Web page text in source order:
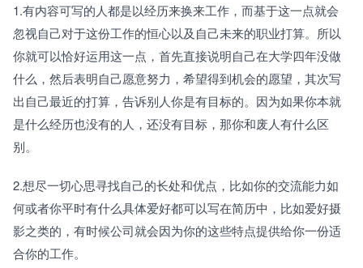
1.有内容可写的人都是以经历来换来工作，而基于这一点就会
忽视自己对于这份工作的恒心以及自己未来的职业打算。所以
你就可以恰好运用这一点，首先直接说明自己在大学四年没做
什么，然后表明自己愿意努力，希望得到机会的愿望，其次写
出自己最近的打算，告诉别人你是有目标的。因为如果你本就
是什么经历也没有的人，还没有目标，那你和废人有什么区
别。
2.想尽一切心思寻找自己的长处和优点，比如你的交流能力如
何或者你平时有什么具体爱好都可以写在简历中，比如爱好摄
影之类的，有时候公司就会因为你的这些特点提供给你一份适
合你的工作。